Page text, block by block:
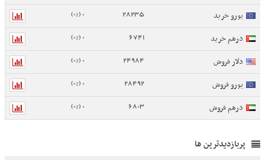
یورو خرید 28235
0 (0%)
درهم خرید 6741
0 (0%)
دلار فروش 24984
0 (0%)
یورو فروش 28492
0 (0%)
درهم فروش 6803
0 (0%)
پربازدیدترین ها